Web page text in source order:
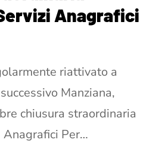
Anagrafici
riattivato a
Manziana,
chiusura straordinaria
Anagrafici Per…